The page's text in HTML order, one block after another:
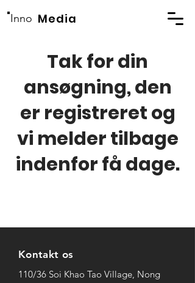
Inno Media
Tak for din
ansøgning, den
er registreret og
vi melder tilbage
indenfor få dage.
Kontakt os
110/36 Soi Khao Tao Village, Nong